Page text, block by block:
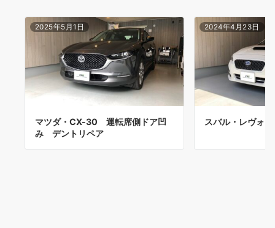
2025年5月1日
マツダ・CX-30 運転席側ドア凹
み デントリペア
2024年4月23日
スバル・レヴォ